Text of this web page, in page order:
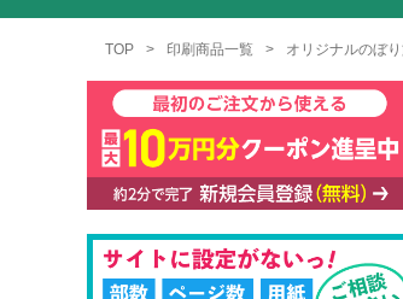
TOP 印刷商品一覧 オリジナルのぼ